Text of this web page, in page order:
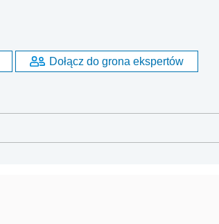
Dołącz do grona ekspertów